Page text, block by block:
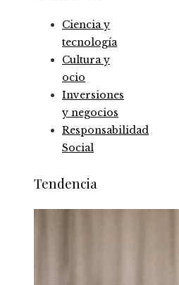
Ciencia y
tecnología
Cultura y
ocio
Inversiones
y negocios
Responsabilidad
Social
Tendencia